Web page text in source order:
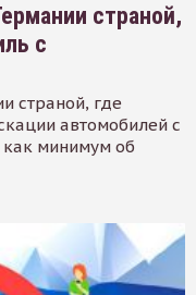
страной,
с
страной, где
автомобилей с
минимум об